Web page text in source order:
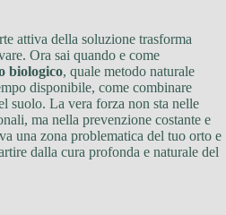
attiva della soluzione trasforma
Ora sai quando e come
biologico, quale metodo naturale
disponibile, come combinare
suolo. La vera forza non sta nelle
ma nella prevenzione costante e
una zona problematica del tuo orto e
dalla cura profonda e naturale del